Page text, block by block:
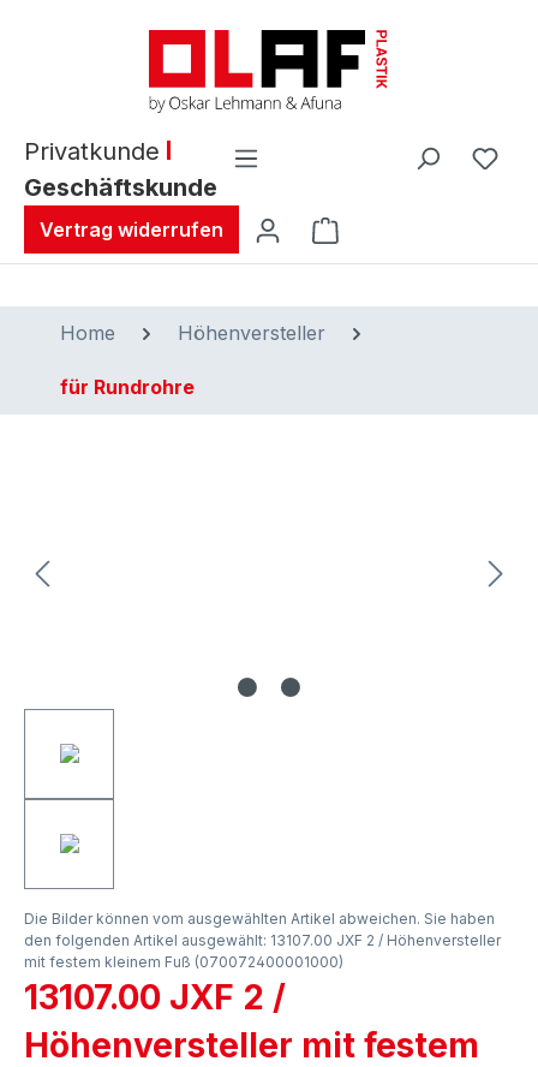
Privatkunde
Geschäftskunde
Vertrag widerrufen Warenkorb enthält
Home Höhenversteller
für Rundrohre
Die Bilder können vom ausgewählten Artikel abweichen. Sie haben
den folgenden Artikel ausgewählt: 13107.00 JXF 2 / Höhenversteller
mit festem kleinem Fuß (070072400001000)
13107.00 JXF 2 /
Höhenversteller mit festem